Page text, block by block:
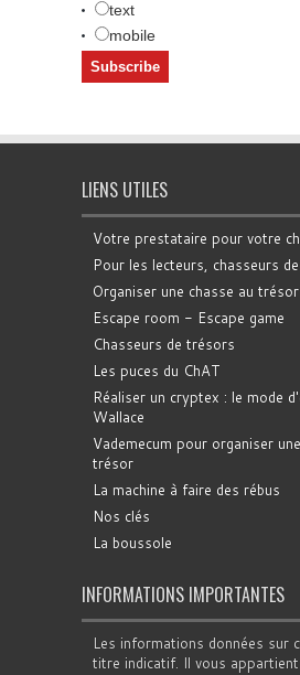
text
mobile
LIENS UTILES
Votre prestataire pour votre
Pour les lecteurs, chasseurs
Organiser une chasse au trésor
Escape room - Escape game
Chasseurs de trésors
Les puces du ChAT
Réaliser un cryptex : le mode
Wallace
Vademecum pour organiser
trésor
La machine à faire des rébus
Nos clés
La boussole
INFORMATIONS IMPORTANTES
Les informations données sur
titre indicatif. Il vous